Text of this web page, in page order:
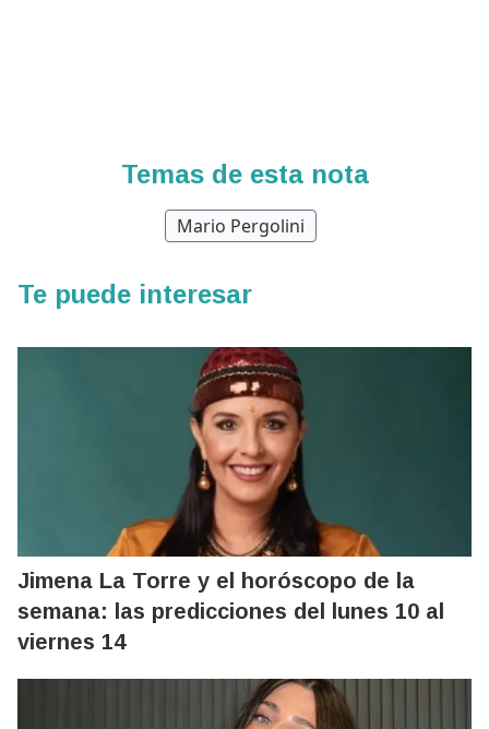
Temas de esta nota
Mario Pergolini
Te puede interesar
Jimena La Torre y el horóscopo de la
semana: las predicciones del lunes 10 al
viernes 14